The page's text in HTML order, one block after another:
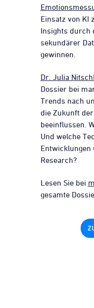
Einsatz von KI
Insights durch
sekundärer
gewinnen.
Dr. Julia
Dossier bei
Trends nach
die Zukunft
beeinflussen.
Und welche
Entwicklungen
Research?
Lesen Sie bei
gesamte